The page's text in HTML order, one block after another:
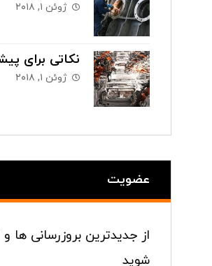
ژوئن ۱, ۲۰۱۸
نکاتی برای
ژوئن ۱, ۲۰۱۸
عضویت
از جدیدترین بروزرسانی ها و
شوید